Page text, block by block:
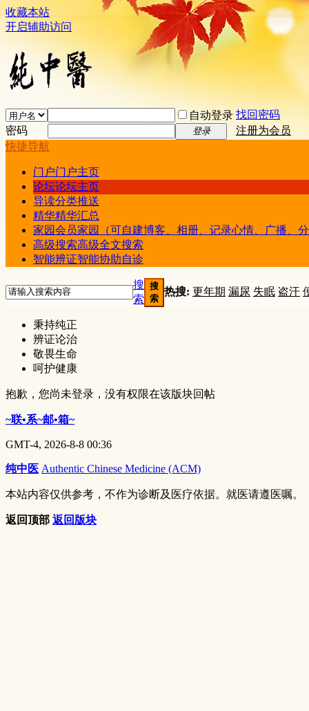
收藏本站
开启辅助访问
自动登录 找回密码
密码
登录
注册为会员
快捷导航
门户门户主页
论坛论坛主页
导读分类推送
精华精华汇总
家园会员家园（可自建博客、相册、记录心情、广播、
高级搜索高级全文搜索
智能辨证智能协助自诊
搜
索
搜
索
热搜: 更年期 漏尿 失眠 盗汗
秉持纯正
辨证论治
敬畏生命
呵护健康
抱歉，您尚未登录，没有权限在该版块回帖
~联•系~邮•箱~
GMT-4, 2026-8-8 00:36
纯中医 Authentic Chinese Medicine (ACM)
本站内容仅供参考，不作为诊断及医疗依据。就医请遵医嘱。
返回顶部 返回版块